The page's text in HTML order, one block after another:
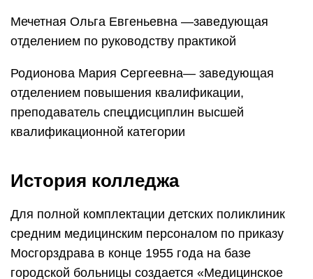
Мосгорздрава в конце 1955 года на базе
городской больницы создается «Медицинское
училище № 18».
Учебное заведение на дневном отделении
осуществляло подготовку акушерок и
медицинских сестер для работы на станциях
Благодаря выделенному решением
Мосгорисполкома земельному участку для
строительства, к середине 1958 года
сформированный преподавательский коллектив
переезжает в новое здание по улице имени И.В.